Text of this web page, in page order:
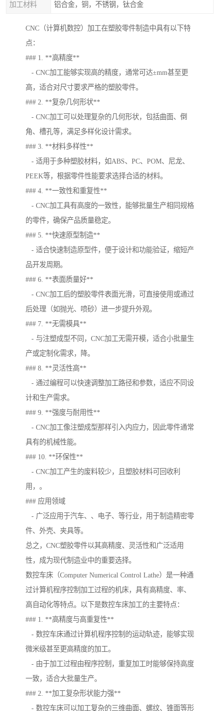
加工材料 铝合金，铜，不锈钢，钛合金
CNC（计算机数控）加工在塑胶零件制造中具有以下特
点：
### 1. **高精度**
- CNC加工能够实现高的精度，通常可达±mm甚至更
高，适合对尺寸要求严格的塑胶零件。
### 2. **复杂几何形状**
- CNC加工可以处理复杂的几何形状，包括曲面、倒
角、槽孔等，满足多样化设计需求。
### 3. **材料多样性**
- 适用于多种塑胶材料，如ABS、PC、POM、尼龙、
PEEK等，根据零件性能要求选择合适的材料。
### 4. **一致性和重复性**
- CNC加工具有高度的一致性，能够批量生产相同规格
的零件，确保产品质量稳定。
### 5. **快速原型制造**
- 适合快速制造原型件，便于设计和功能验证，缩短产
品开发周期。
### 6. **表面质量好**
- CNC加工后的塑胶零件表面光滑，可直接使用或通过
后处理（如抛光、喷砂）进一步提升外观。
### 7. **无需模具**
- 与注塑成型不同，CNC加工无需开模，适合小批量生
产或定制化需求，降。
### 8. **灵活性高**
- 通过编程可以快速调整加工路径和参数，适应不同设
计和生产需求。
### 9. **强度与耐用性**
- CNC加工像注塑成型那样引入内应力，因此零件通常
具有的机械性能。
### 10. **环保性**
- CNC加工产生的废料较少，且塑胶材料可回收利
用，。
### 应用领域
- 广泛应用于汽车、、电子、等行业，用于制造精密零
件、外壳、夹具等。
总之，CNC塑胶零件以其高精度、灵活性和广泛适用
性，成为现代制造业中的重要选择。
数控车床（Computer Numerical Control Lathe）是一种通
过计算机程序控制加工过程的机床，具有高精度、率、
高自动化等特点。以下是数控车床加工的主要特点：
### 1. **高精度与高重复性**
- 数控车床通过计算机程序控制的运动轨迹，能够实现
微米级甚至更高精度的加工。
- 由于加工过程由程序控制，重复加工时能够保持高度
一致，适合大批量生产。
### 2. **加工复杂形状能力强**
- 数控车床可以加工复杂的三维曲面、螺纹、锥面等形